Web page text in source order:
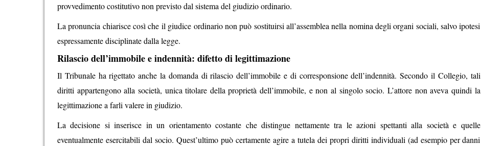
provvedimento costitutivo non previsto dal sistema del giudizio ordinario.
La pronuncia chiarisce così che il giudice ordinario non può sostituirsi all’assemblea nella nomina degli organi sociali, salvo ipotesi
espressamente disciplinate dalla legge.
Rilascio dell’immobile e indennità: difetto di legittimazione
Il Tribunale ha rigettato anche la domanda di rilascio dell’immobile e di corresponsione dell’indennità. Secondo il Collegio, tali
diritti appartengono alla società, unica titolare della proprietà dell’immobile, e non al singolo socio. L’attore non aveva quindi la
legittimazione a farli valere in giudizio.
La decisione si inserisce in un orientamento costante che distingue nettamente tra le azioni spettanti alla società e quelle
eventualmente esercitabili dal socio. Quest’ultimo può certamente agire a tutela dei propri diritti individuali (ad esempio per danni